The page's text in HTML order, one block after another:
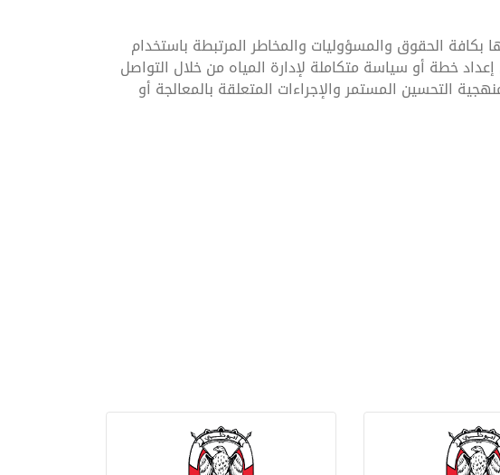
بكافة الحقوق والمسؤوليات والمخاطر المرتبطة باستخدام
خطة أو سياسة متكاملة لإدارة المياه من خلال التواصل
التحسين المستمر والإجراءات المتعلقة بالمعالجة أو